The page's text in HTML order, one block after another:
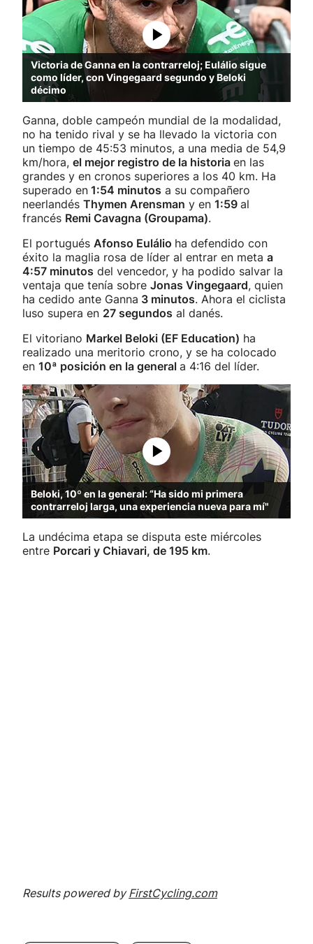
Victoria de Ganna en la contrarreloj; Eulálio sigue
como líder, con Vingegaard segundo y Beloki
décimo
Ganna, doble campeón mundial de la modalidad,
no ha tenido rival y se ha llevado la victoria con
un tiempo de 45:53 minutos, a una media de 54,9
km/hora, el mejor registro de la historia en las
grandes y en cronos superiores a los 40 km. Ha
superado en 1:54 minutos a su compañero
neerlandés Thymen Arensman y en 1:59 al
francés Remi Cavagna (Groupama).
El portugués Afonso Eulálio ha defendido con
éxito la maglia rosa de líder al entrar en meta a
4:57 minutos del vencedor, y ha podido salvar la
ventaja que tenía sobre Jonas Vingegaard, quien
ha cedido ante Ganna 3 minutos. Ahora el ciclista
luso supera en 27 segundos al danés.
El vitoriano Markel Beloki (EF Education) ha
realizado una meritorio crono, y se ha colocado
en 10ª posición en la general a 4:16 del líder.
Beloki, 10º en la general: “Ha sido mi primera
contrarreloj larga, una experiencia nueva para mí"
La undécima etapa se disputa este miércoles
entre Porcari y Chiavari, de 195 km.
Results powered byFirstCycling.com